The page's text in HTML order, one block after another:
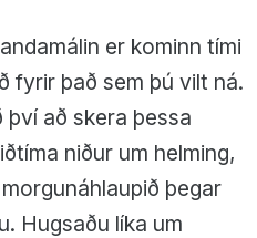
er kominn tími
fyrir það sem þú vilt ná.
því að skera þessa
niður um helming,
þegar
Hugsaðu líka um